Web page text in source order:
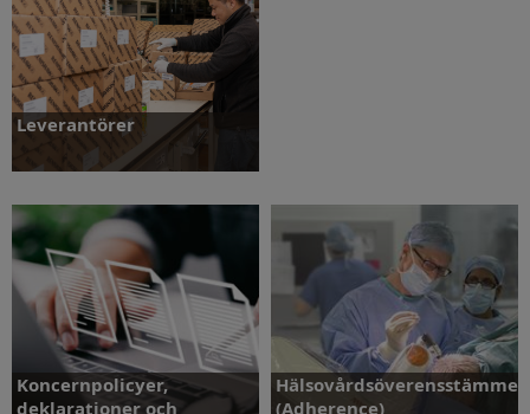
Mer information
Leverantörer
Mer information
Koncernpolicyer,
deklarationer och
(Adherence)